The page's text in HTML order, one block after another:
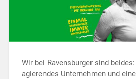
Wir bei Ravensburger sind
agierendes Unternehmen und